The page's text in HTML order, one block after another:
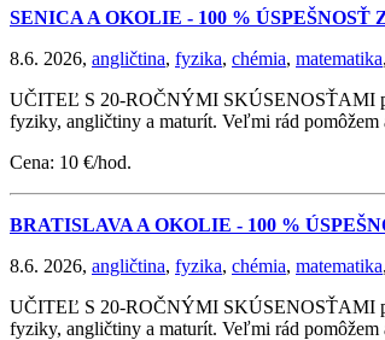
SENICA A OKOLIE - 100 %
8.6. 2026, angličtina, fyzika, chémia, matematika,
UČITEĽ S 20-ROČNÝMI SKÚSENOSŤAMI
fyziky, angličtiny a maturít. Veľmi rád pomôžem
Cena: 10 €/hod.
BRATISLAVA A OKOLIE - 100 %
8.6. 2026, angličtina, fyzika, chémia, matematika,
UČITEĽ S 20-ROČNÝMI SKÚSENOSŤAMI
fyziky, angličtiny a maturít. Veľmi rád pomôžem